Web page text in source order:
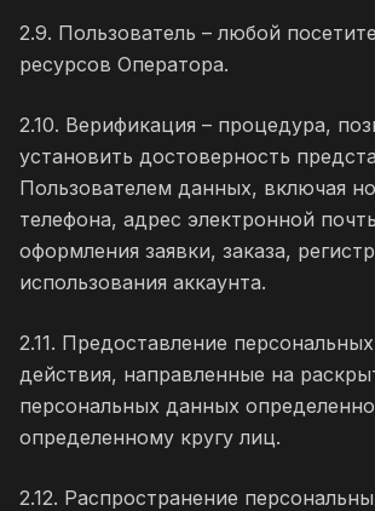
2.9. Пользователь – любой
ресурсов Оператора.
2.10. Верификация – процедура,
установить достоверность
Пользователем данных, включая
телефона, адрес электронной
оформления заявки, заказа,
использования аккаунта.
2.11. Предоставление
действия, направленные на
персональных данных
определенному кругу лиц.
2.12. Распространение